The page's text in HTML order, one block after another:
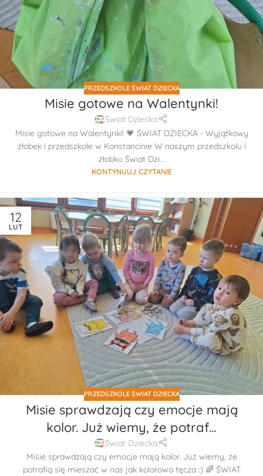
PRZEDSZKOLE ŚWIAT DZIECKA
Misie gotowe na Walentynki!
Świat Dziecka
Misie gotowe na Walentynki! 💗 ŚWIAT DZIECKA - Wyjątkowy
żłobek i przedszkole w Konstancinie W naszym przedszkolu i
żłobku Świat Dzi...
KONTYNUUJ CZYTANIE
12
LUT
PRZEDSZKOLE ŚWIAT DZIECKA
Misie sprawdzają czy emocje mają
kolor. Już wiemy, że potraf…
Świat Dziecka
Misie sprawdzają czy emocje mają kolor. Już wiemy, że
potrafią się mieszać w nas jak kolorowa tęcza :) 🌈 ŚWIAT